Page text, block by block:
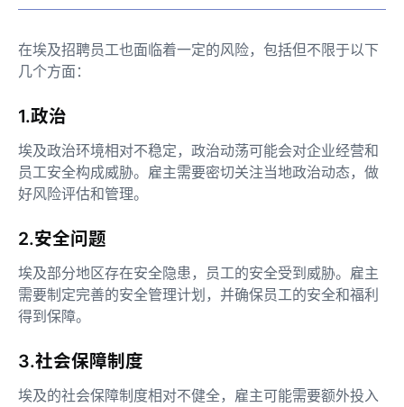
在埃及招聘员工也面临着一定的风险，包括但不限于以下
几个方面：
1.政治
埃及政治环境相对不稳定，政治动荡可能会对企业经营和
员工安全构成威胁。雇主需要密切关注当地政治动态，做
好风险评估和管理。
2.安全问题
埃及部分地区存在安全隐患，员工的安全受到威胁。雇主
需要制定完善的安全管理计划，并确保员工的安全和福利
得到保障。
3.社会保障制度
埃及的社会保障制度相对不健全，雇主可能需要额外投入